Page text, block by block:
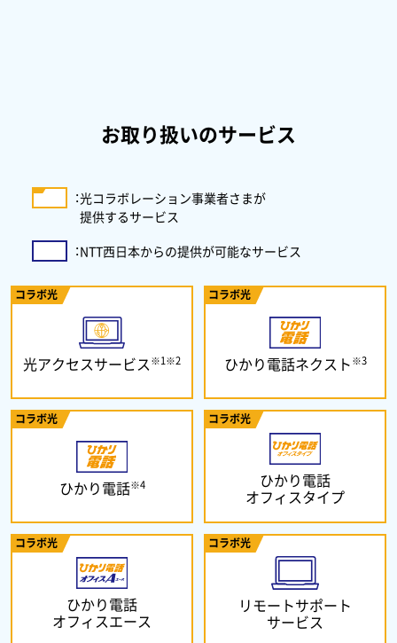
お取り扱いのサービス
：光コラボレーション事業者さまが
提供するサービス
：NTT西日本からの提供が可能なサービス
コラボ光
光アクセスサービス※1※2
コラボ光
ひかり電話ネクスト※3
コラボ光
ひかり電話※4
コラボ光
ひかり電話
オフィスタイプ
コラボ光
ひかり電話
オフィスエース
コラボ光
リモートサポート
サービス